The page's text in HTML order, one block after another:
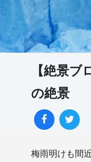
【絶景
の絶景
梅雨明けも間